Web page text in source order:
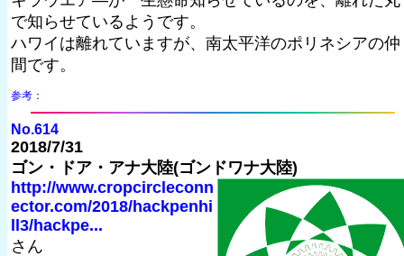
で知らせているようです。
ハワイは離れていますが、南太平洋のポリネシアの仲
間です。
参考：
No.614
2018/7/31
ゴン・ドア・アナ大陸(ゴンドワナ大陸)
http://www.cropcircleconn
ector.com/2018/hackpenhi
ll3/hackpe...
さん